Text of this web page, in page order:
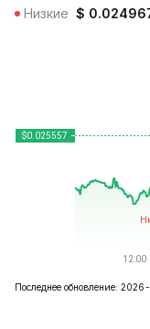
Низкие $
Последнее обновление: